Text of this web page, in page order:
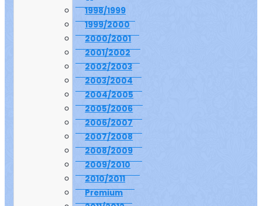
1998/1999
1999/2000
2000/2001
2001/2002
2002/2003
2003/2004
2004/2005
2005/2006
2006/2007
2007/2008
2008/2009
2009/2010
2010/2011
Premium